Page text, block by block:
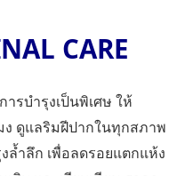
CARE
รบำรุงเป็นพิเศษ ให้
ดูแลริมฝีปากในทุกสภาพ
ล้ำลึก เพื่อลดรอยแตกแห้ง